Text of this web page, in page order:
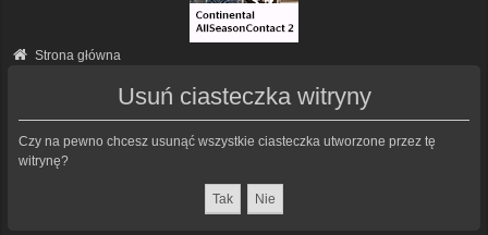
Strona główna
Usuń ciasteczka witryny
Czy na pewno chcesz usunąć wszystkie ciasteczka utworzone przez tę
witrynę?